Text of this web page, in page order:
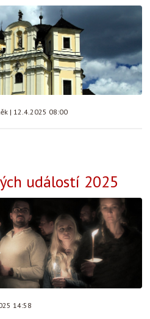
| 12.4.2025 08:00
událostí 2025
14:58